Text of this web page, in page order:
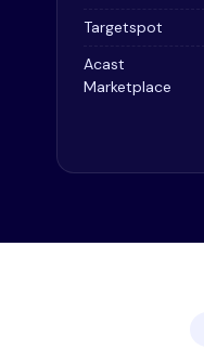
Targetspot
Acast
Marketplace